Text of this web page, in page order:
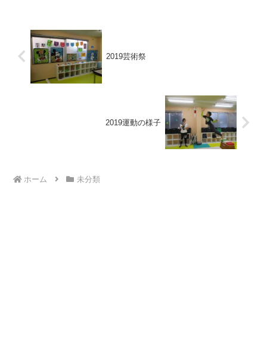
2019芸術祭
2019運動の様子
ホーム 未分類